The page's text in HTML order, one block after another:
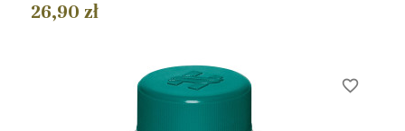
26,90 zł
favorite_border